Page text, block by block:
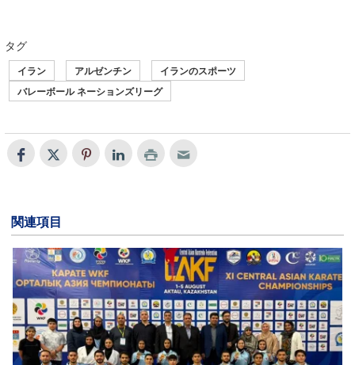
タグ
イラン アルゼンチン
イランのスポーツ
バレーボール ネーションズリーグ
関連項目